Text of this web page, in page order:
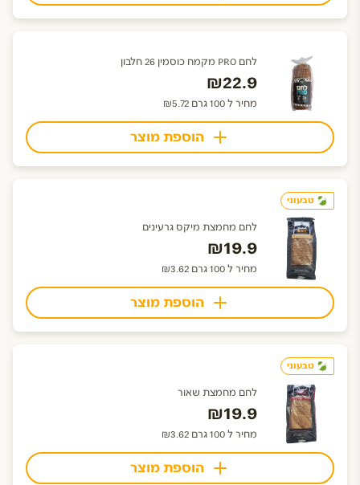
לחם PRO מקמח כוסמין 26 חלבון
₪22.9
מחיר ל 100 גרם ₪5.72
הוספת מוצר
טבעוני
לחם מחמצת מיקס גרעינים
₪19.9
מחיר ל 100 גרם ₪3.62
הוספת מוצר
טבעוני
לחם מחמצת שאור
₪19.9
מחיר ל 100 גרם ₪3.62
הוספת מוצר